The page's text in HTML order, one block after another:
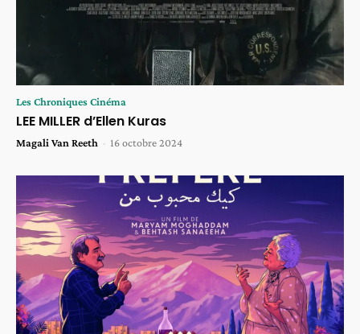
Les Chroniques Cinéma
LEE MILLER d’Ellen Kuras
Magali Van Reeth - 16 octobre 2024